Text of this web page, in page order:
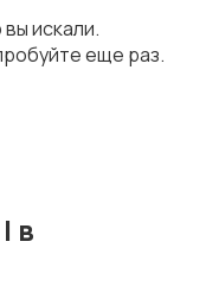
искали.
еще раз.
в